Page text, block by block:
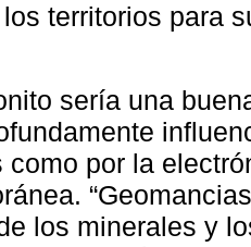
territorios para
sería una
como por la
los minerales y